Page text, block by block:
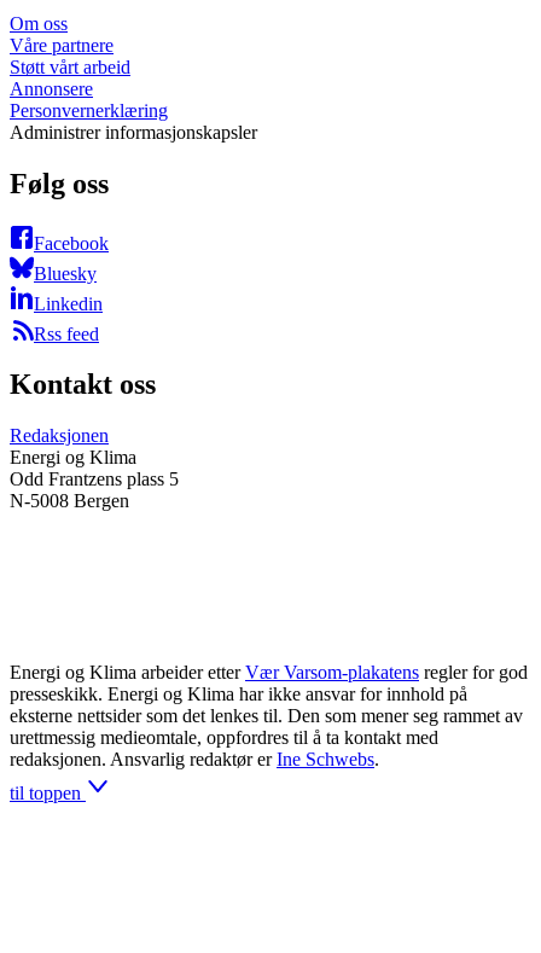
Om oss
Våre partnere
Støtt vårt arbeid
Annonsere
Personvernerklæring
Administrer informasjonskapsler
Følg oss
Facebook
Bluesky
Linkedin
Rss feed
Kontakt oss
Redaksjonen
Energi og Klima
Odd Frantzens plass 5
N-5008 Bergen
Energi og Klima arbeider etter Vær Varsom-plakatens regler for god
presseskikk. Energi og Klima har ikke ansvar for innhold på
eksterne nettsider som det lenkes til. Den som mener seg rammet av
urettmessig medieomtale, oppfordres til å ta kontakt med
redaksjonen. Ansvarlig redaktør er Ine Schwebs.
til toppen